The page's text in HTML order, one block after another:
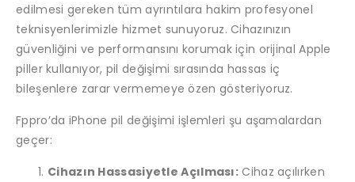
edilmesi gereken tüm ayrıntılara hakim profesyonel
teknisyenlerimizle hizmet sunuyoruz. Cihazınızın
güvenliğini ve performansını korumak için orijinal Apple
piller kullanıyor, pil değişimi sırasında hassas iç
bileşenlere zarar vermemeye özen gösteriyoruz.
Fppro’da iPhone pil değişimi işlemleri şu aşamalardan
geçer:
Cihazın Hassasiyetle Açılması: Cihaz açılırken